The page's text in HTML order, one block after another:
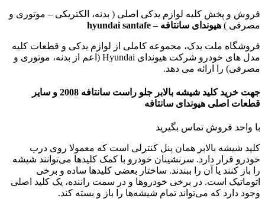
فروش و پخش کلیه لوازم یدکی اصلی ( بدنه، الکتریکی – موتوری و
مصرفی ) هیوندای سانتافه – hyundai santafe
فروشگاه ملت یدک، مجموعه کاملی از لوازم یدکی و قطعات کلیه
مدل های خودرو شرکت هیوندای Hyundai (اعم از بدنه، موتوری و
مصرفی) را ارائه می دهد.
جهت خرید کلید شیشه بالابر جلو راست سانتافه 2008 و سایر
قطعات اصلی هیوندای سانتافه
با واحد فروش تماس بگیرید
کلید شیشه بالابر همان پنل کنترلی است که معمولا روی درب
خودرو قرار دارد. سرنشینان خودرو با کمک کلیدها می‌توانند شیشه
را باز کنند یا آن را ببندند. ساختار بعضی کلیدها ساده و برخی
اتوماتیک است. در برخی خودروها و در سمت راننده، یک کلید اصلی
وجود دارد که می‌تواند تمام شیشه‌ها را باز و بسته کند.